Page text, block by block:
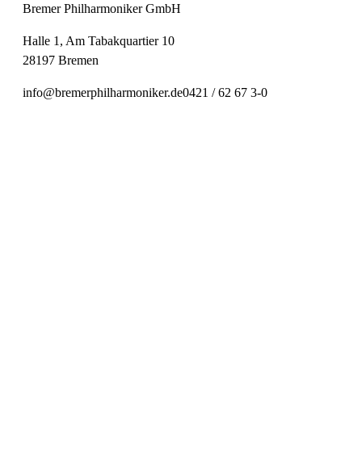
Bremer Philharmoniker GmbH
Halle 1, Am Tabakquartier 10
28197 Bremen
info@bremerphilharmoniker.de0421 / 62 67 3-0